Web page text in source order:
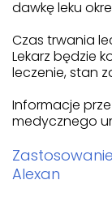
dawkę leku
Czas trwania
Lekarz będzie
leczenie, stan
Informacje
medycznego
Alexan